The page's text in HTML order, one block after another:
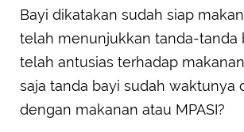
Tertarik dengan Makanan
Menunjukkan Tanda Lapar
Bayi dikatakan sudah siap
telah menunjukkan tanda-tanda
telah antusias terhadap
saja tanda bayi sudah waktunya
dengan makanan atau MPASI?